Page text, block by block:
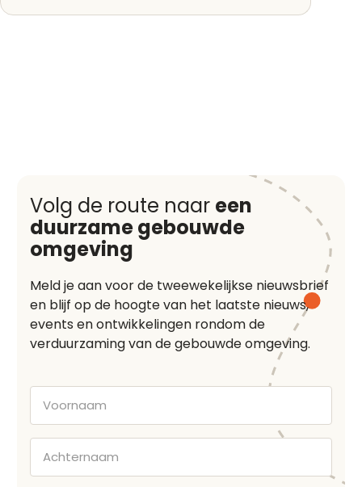
Volg de route naar een
duurzame gebouwde
omgeving
Meld je aan voor de tweewekelijkse nieuwsbrief
en blijf op de hoogte van het laatste nieuws,
events en ontwikkelingen rondom de
verduurzaming van de gebouwde omgeving.
Voornaam
Achternaam